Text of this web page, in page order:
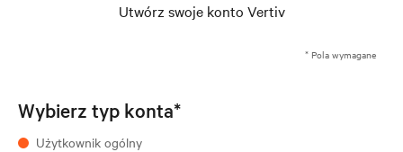
Utwórz swoje konto Vertiv
* Pola wymagane
Wybierz typ konta*
Użytkownik ogólny